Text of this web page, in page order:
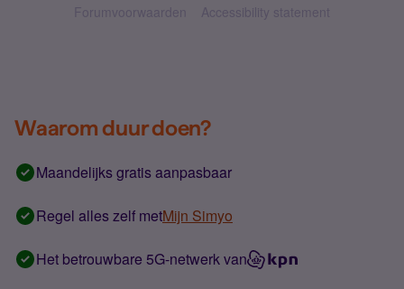
Forumvoorwaarden Accessibility statement
Waarom duur doen?
Maandelijks gratis aanpasbaar
Regel alles zelf metMijn Simyo
Het betrouwbare 5G-netwerk van